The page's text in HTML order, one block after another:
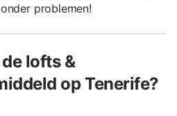
problemen!
lofts &
op Tenerife?